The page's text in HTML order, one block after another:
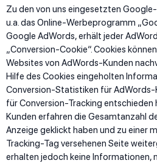
Zu den von uns eingesetzten
u.a. das Online-Werbeprogramm
Google AdWords, erhält jeder
„Conversion-Cookie“. Cookies
Websites von AdWords-Kunden
Hilfe des Cookies eingeholten
Conversion-Statistiken für AdWords-
für Conversion-Tracking entschieden
Kunden erfahren die Gesamtanzahl
Anzeige geklickt haben und zu einer
Tracking-Tag versehenen Seite
erhalten jedoch keine Informationen,